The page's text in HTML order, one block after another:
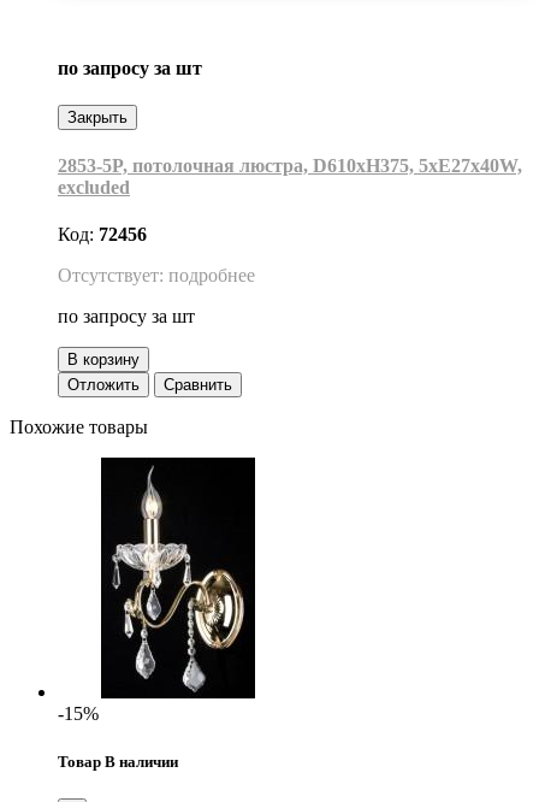
по запросу за шт
Закрыть
2853-5P, потолочная люстра, D610xH375, 5xE27x40W,
excluded
Код: 72456
Отсутствует: подробнее
по запросу за шт
В корзину
Отложить
Сравнить
Похожие товары
-15%
Товар В наличии